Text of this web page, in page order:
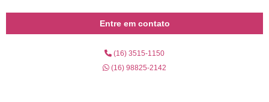
Entre em contato
(16) 3515-1150
(16) 98825-2142